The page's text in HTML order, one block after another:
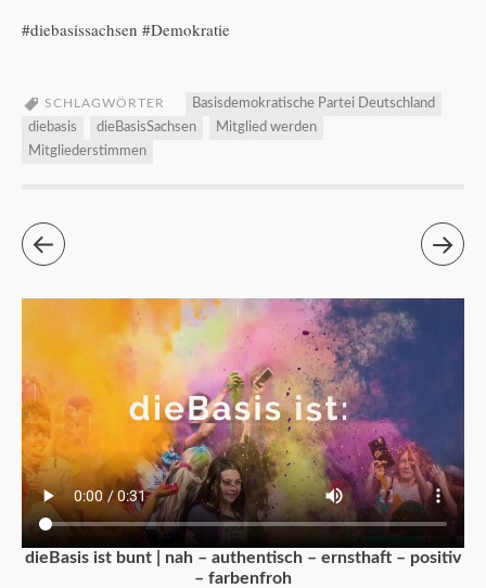
#diebasissachsen #Demokratie
SCHLAGWÖRTER
Basisdemokratische Partei Deutschland
diebasis
dieBasisSachsen
Mitglied werden
Mitgliederstimmen
dieBasis ist bunt | nah – authentisch – ernsthaft – positiv
– farbenfroh